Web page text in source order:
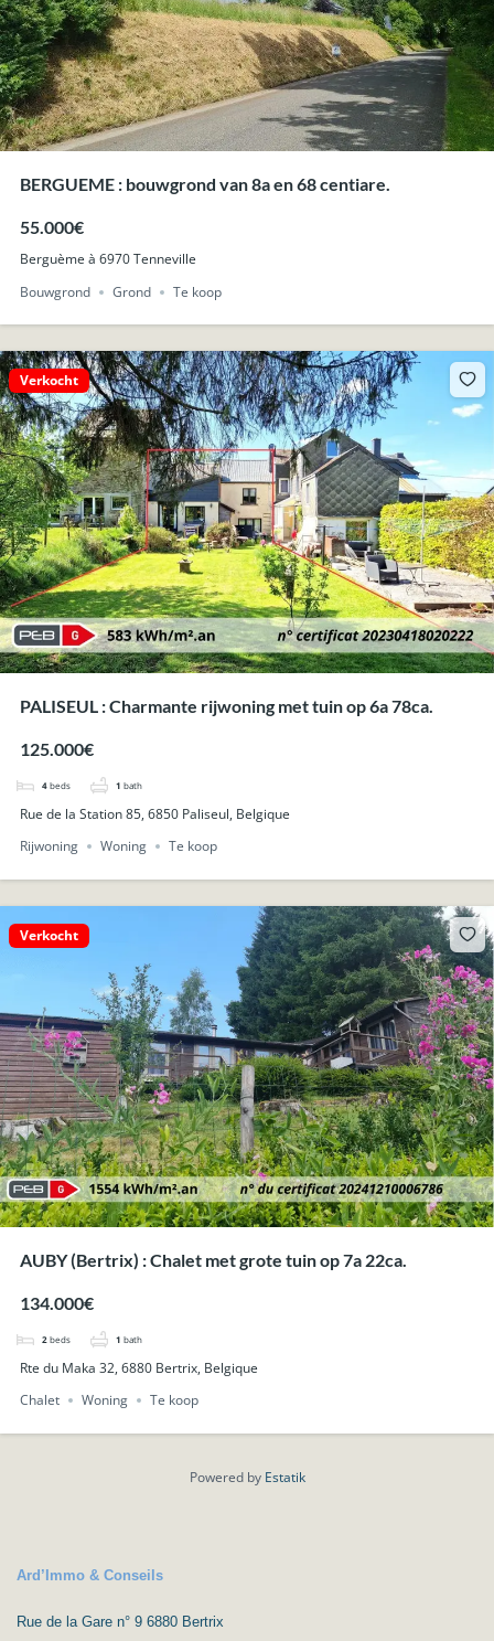
BERGUEME : bouwgrond van 8a en 68 centiare.
55.000€
Berguème à 6970 Tenneville
Bouwgrond
Grond Te koop
Verkocht
PALISEUL : Charmante rijwoning met tuin op 6a 78ca.
125.000€
4 beds 1 bath
Rue de la Station 85, 6850 Paliseul, Belgique
Rijwoning
Woning Te koop
Verkocht
AUBY (Bertrix) : Chalet met grote tuin op 7a 22ca.
134.000€
2 beds 1 bath
Rte du Maka 32, 6880 Bertrix, Belgique
Chalet
Woning Te koop
Powered by Estatik
Ard’Immo & Conseils
Rue de la Gare n° 9 6880 Bertrix